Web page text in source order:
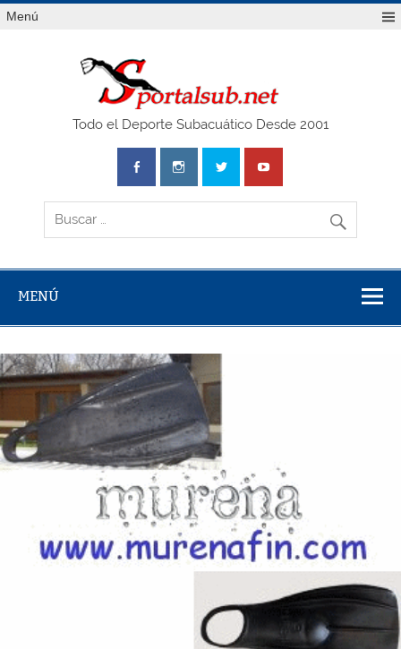
Saltar
alMenú
Todo el Deporte Subacuático Desde 2001
MENÚ